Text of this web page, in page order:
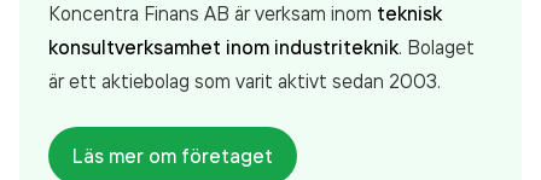
Koncentra Finans AB är verksam inom teknisk
konsultverksamhet inom industriteknik. Bolaget
är ett aktiebolag som varit aktivt sedan 2003.
Läs mer om företaget